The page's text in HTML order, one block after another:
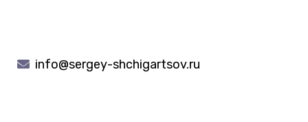
info@sergey-shchigartsov.ru